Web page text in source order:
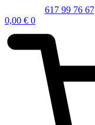
617 99 76 67
0,00 € 0